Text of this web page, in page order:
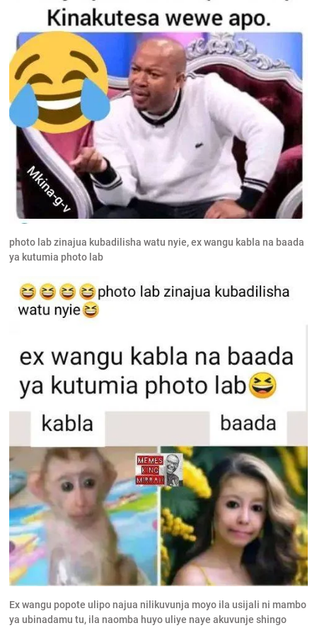
photo lab zinajua kubadilisha watu nyie, ex wangu kabla na baada
ya kutumia photo lab
Ex wangu popote ulipo najua nilikuvunja moyo ila usijali ni mambo
ya ubinadamu tu, ila naomba huyo uliye naye akuvunje shingo